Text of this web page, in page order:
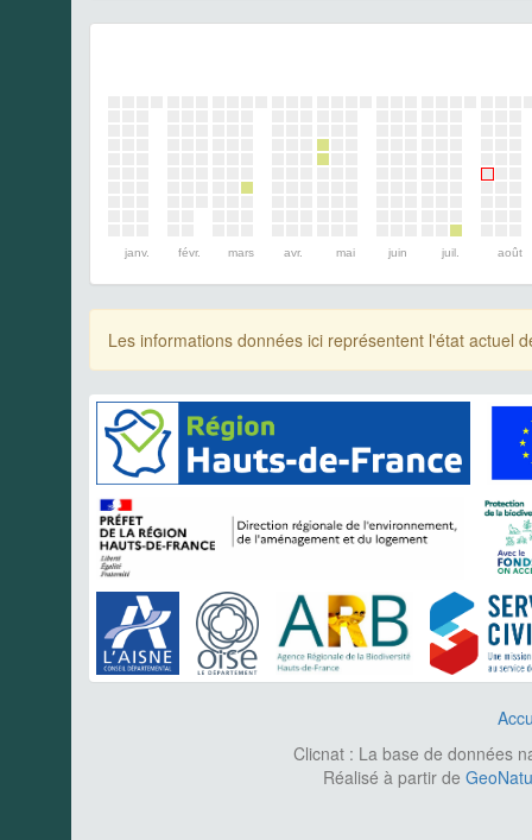
janv. févr. mars avr. mai juin juil. août
Les informations données ici représentent l'état actuel
Clicnat : La base de données
Réalisé à partir de